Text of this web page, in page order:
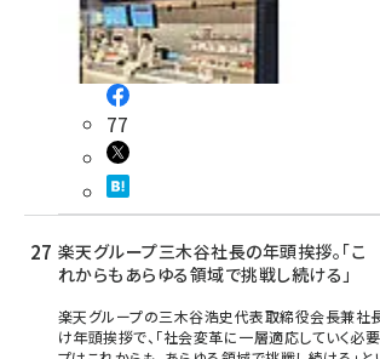
77
楽天グループ三木谷社長の年頭挨拶。「こ
れからもあらゆる領域で挑戦し続ける」
楽天グループの三木谷浩史代表取締役会長兼社
け年頭挨拶で、「社会変革に一層適応していく必